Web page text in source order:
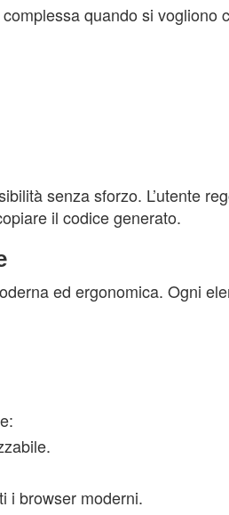
quando si vogliono
senza sforzo. L’utente
il codice generato.
ed ergonomica. Ogni
i browser moderni.